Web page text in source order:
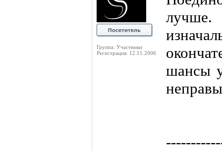
Группа: Участники
Регистрация: 12.11.2006
шансы